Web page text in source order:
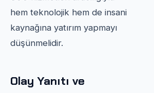
hem teknolojik hem de insani
kaynağına yatırım yapmayı
düşünmelidir.
Olay Yanıtı ve